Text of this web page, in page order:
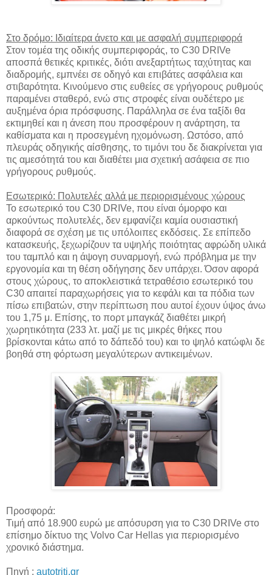
Στο δρόμο: Ιδιαίτερα άνετο και με ασφαλή συμπεριφορά
Στον τομέα της οδικής συμπεριφοράς, το C30 DRIVe
αποσπά θετικές κριτικές, διότι ανεξαρτήτως ταχύτητας και
διαδρομής, εμπνέει σε οδηγό και επιβάτες ασφάλεια και
στιβαρότητα. Κινούμενο στις ευθείες σε γρήγορους ρυθμούς
παραμένει σταθερό, ενώ στις στροφές είναι ουδέτερο με
αυξημένα όρια πρόσφυσης. Παράλληλα σε ένα ταξίδι θα
εκτιμηθεί και η άνεση που προσφέρουν η ανάρτηση, τα
καθίσματα και η προσεγμένη ηχομόνωση. Ωστόσο, από
πλευράς οδηγικής αίσθησης, το τιμόνι του δε διακρίνεται για
τις αμεσότητά του και διαθέτει μια σχετική ασάφεια σε πιο
γρήγορους ρυθμούς.
Εσωτερικό: Πολυτελές αλλά με περιορισμένους χώρους
Το εσωτερικό του C30 DRIVe, που είναι όμορφο και
αρκούντως πολυτελές, δεν εμφανίζει καμία ουσιαστική
διαφορά σε σχέση με τις υπόλοιπες εκδόσεις. Σε επίπεδο
κατασκευής, ξεχωρίζουν τα υψηλής ποιότητας αφρώδη υλικά
του ταμπλό και η άψογη συναρμογή, ενώ πρόβλημα με την
εργονομία και τη θέση οδήγησης δεν υπάρχει. Όσον αφορά
στους χώρους, το αποκλειστικά τετραθέσιο εσωτερικό του
C30 απαιτεί παραχωρήσεις για το κεφάλι και τα πόδια των
πίσω επιβατών, στην περίπτωση που αυτοί έχουν ύψος άνω
του 1,75 μ. Επίσης, το πορτ μπαγκάζ διαθέτει μικρή
χωρητικότητα (233 λτ. μαζί με τις μικρές θήκες που
βρίσκονται κάτω από το δάπεδό του) και το ψηλό κατώφλι δε
βοηθά στη φόρτωση μεγαλύτερων αντικειμένων.
Προσφορά:
Τιμή από 18.900 ευρώ με απόσυρση για το C30 DRIVe στο
επίσημο δίκτυο της Volvo Car Hellas για περιορισμένο
χρονικό διάστημα.
Πηγή : autotriti.gr